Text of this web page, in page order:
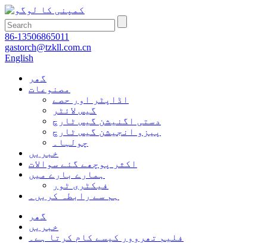
86-13506865011
gastorch@tzkll.com.cn
English
گھر
مصنوعات
اڈاپٹر اور حصے
گیس لائٹر
دستی اگنیشن گیس ٹارچ
پیزو انجیشن گیس ٹارچ
چولہا۔
خبریں
اکثر پوچھے گئے سوالات
ہمارے بارے میں
فیکٹری ٹور
ہم سے رابطہ کریں۔
گھر
خبریں
فلیم تھروور کیسے کام کرتا ہے۔